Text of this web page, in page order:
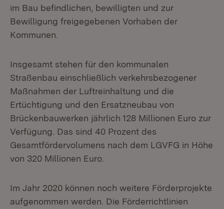
im Bau befindlichen, bewilligten und zur
Bewilligung freigegebenen Vorhaben der
Kommunen.
Insgesamt stehen für den kommunalen
Straßenbau einschließlich verkehrsbezogener
Maßnahmen der Luftreinhaltung und die
Ertüchtigung und den Ersatzneubau von
Brückenbauwerken jährlich 128 Millionen Euro zur
Verfügung. Das sind 40 Prozent des
Gesamtfördervolumens nach dem LGVFG in Höhe
von 320 Millionen Euro.
Im Jahr 2020 können noch weitere Förderprojekte
aufgenommen werden. Die Förderrichtlinien